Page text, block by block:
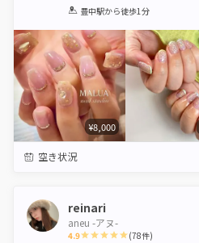
1 2 3 4 5
豊中駅から徒歩1分
¥8,000
空き状況
reinari
aneu -アヌ-
4.9 (78件)